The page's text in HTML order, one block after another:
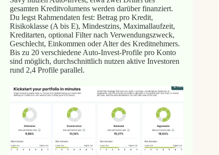
gesamten Kreditvolumens werden darüber finanziert.
Du legst Rahmendaten fest: Betrag pro Kredit,
Risikoklasse (A bis E), Mindestzins, Maximallaufzeit,
Kreditarten, optional Filter nach Verwendungszweck,
Geschlecht, Einkommen oder Alter des Kreditnehmers.
Bis zu 20 verschiedene Auto-Invest-Profile pro Konto
sind möglich, durchschnittlich nutzen aktive Investoren
rund 2,4 Profile parallel.